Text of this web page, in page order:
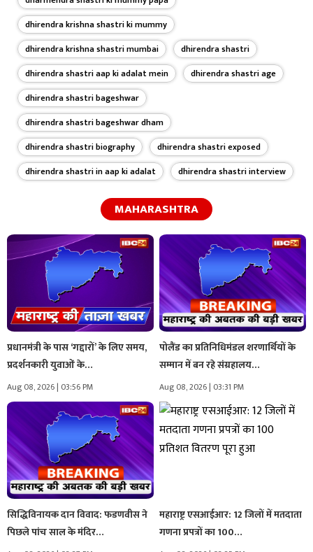
dhirendra krishna shastri ki mummy
dhirendra krishna shastri mumbai
dhirendra shastri
dhirendra shastri aap ki adalat mein
dhirendra shastri age
dhirendra shastri bageshwar
dhirendra shastri bageshwar dham
dhirendra shastri biography
dhirendra shastri exposed
dhirendra shastri in aap ki adalat
dhirendra shastri interview
MAHARASHTRA
प्रधानमंत्री के पास ‘गद्दारों’ के लिए समय,
प्रदर्शनकारी युवाओं के…
Aug 08, 2026 | 03:56 PM
पोलैंड का प्रतिनिधिमंडल शरणार्थियों के
सम्मान में बन रहे संग्रहालय…
Aug 08, 2026 | 03:31 PM
सिद्धिविनायक दान विवाद: फडणवीस ने
पिछले पांच साल के मंदिर…
महाराष्ट्र एसआईआर: 12 जिलों में मतदाता
गणना प्रपत्रों का 100…